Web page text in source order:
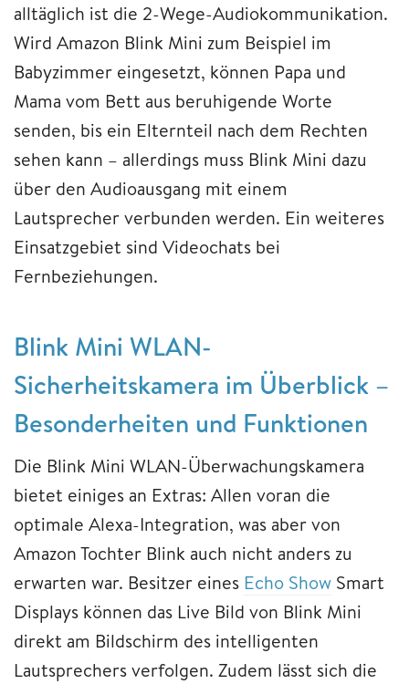
alltäglich ist die 2-Wege-Audiokommunikation.
Wird Amazon Blink Mini zum Beispiel im
Babyzimmer eingesetzt, können Papa und
Mama vom Bett aus beruhigende Worte
senden, bis ein Elternteil nach dem Rechten
sehen kann – allerdings muss Blink Mini dazu
über den Audioausgang mit einem
Lautsprecher verbunden werden. Ein weiteres
Einsatzgebiet sind Videochats bei
Fernbeziehungen.
Blink Mini WLAN-
Sicherheitskamera im Überblick –
Besonderheiten und Funktionen
Die Blink Mini WLAN-Überwachungskamera
bietet einiges an Extras: Allen voran die
optimale Alexa-Integration, was aber von
Amazon Tochter Blink auch nicht anders zu
erwarten war. Besitzer eines Echo Show Smart
Displays können das Live Bild von Blink Mini
direkt am Bildschirm des intelligenten
Lautsprechers verfolgen. Zudem lässt sich die